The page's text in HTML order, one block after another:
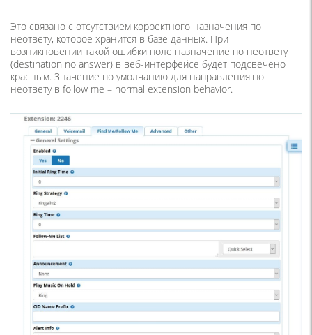
Это связано с отсутствием корректного назначения по
неответу, которое хранится в базе данных. При
возникновении такой ошибки поле назначение по неответу
(destination no answer) в веб-интерфейсе будет подсвечено
красным. Значение по умолчанию для направления по
неответу в follow me – normal extension behavior.